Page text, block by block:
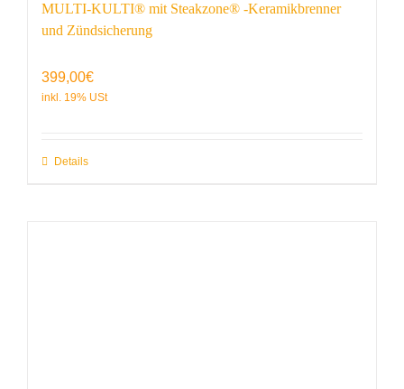
MULTI-KULTI® mit Steakzone® -Keramikbrenner
und Zündsicherung
399,00€
Details